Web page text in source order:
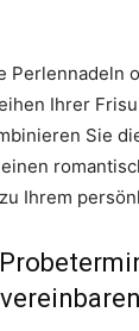
Perlennadeln
Ihrer
Sie
Ihrem